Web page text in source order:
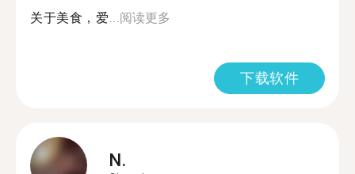
关于美食，爱...阅读更多
下载软件
N.